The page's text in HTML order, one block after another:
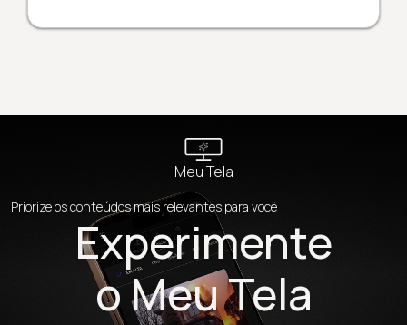
Meu Tela
Priorize os conteúdos mais relevantes para você
Experimente
o Meu Tela